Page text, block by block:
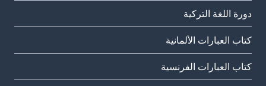
دورة اللغة التركية
كتاب العبارات الألمانية
كتاب العبارات الفرنسية